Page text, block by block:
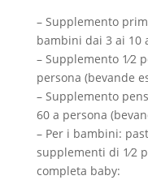
– Supplemento
bambini dai 3 ai 10
– Supplemento 1⁄2
persona (bevande
– Supplemento
60 a persona
– Per i bambini:
supplementi di 1⁄2
completa baby: